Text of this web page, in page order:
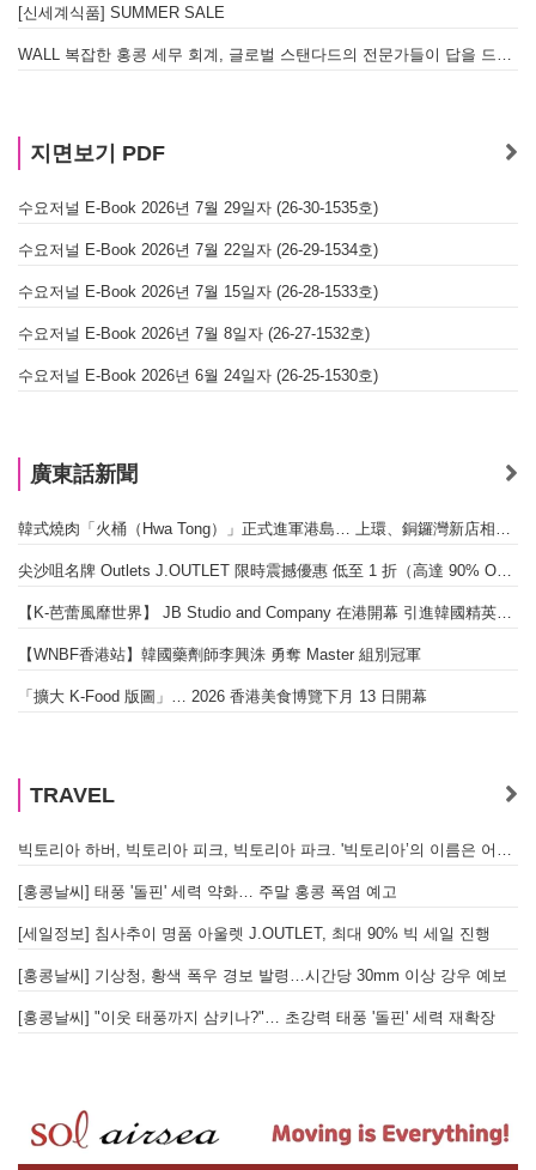
[신세계식품] SUMMER SALE
WALL 복잡한 홍콩 세무 회계, 글로벌 스탠다드의 전문가들이 답을 드립니다! - 법인설립, 회계, 감사
지면보기 PDF
수요저널 E-Book 2026년 7월 29일자 (26-30-1535호)
수요저널 E-Book 2026년 7월 22일자 (26-29-1534호)
수요저널 E-Book 2026년 7월 15일자 (26-28-1533호)
수요저널 E-Book 2026년 7월 8일자 (26-27-1532호)
수요저널 E-Book 2026년 6월 24일자 (26-25-1530호)
廣東話新聞
韓式燒肉「火桶（Hwa Tong）」正式進軍港島… 上環、銅鑼灣新店相繼開幕
尖沙咀名牌 Outlets J.OUTLET 限時震撼優惠 低至 1 折（高達 90% OFF）
【K-芭蕾風靡世界】 JB Studio and Company 在港開幕 引進韓國精英芭蕾教育系統
【WNBF香港站】韓國藥劑師李興洙 勇奪 Master 組別冠軍
「擴大 K-Food 版圖」… 2026 香港美食博覽下月 13 日開幕
TRAVEL
빅토리아 하버, 빅토리아 피크, 빅토리아 파크. '빅토리아’의 이름은 어떻게 온 걸까? - [이승권 원장의 생활칼럼]
[홍콩날씨] 태풍 '돌핀' 세력 약화… 주말 홍콩 폭염 예고
[세일정보] 침사추이 명품 아울렛 J.OUTLET, 최대 90% 빅 세일 진행
[홍콩날씨] 기상청, 황색 폭우 경보 발령…시간당 30mm 이상 강우 예보
[홍콩날씨] "이웃 태풍까지 삼키나?"… 초강력 태풍 '돌핀' 세력 재확장